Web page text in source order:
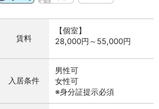
賃料
【個室】
28,000円～55,000円
入居条件
男性可
女性可
※身分証提示必須